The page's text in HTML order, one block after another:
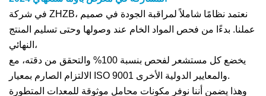
في شركة ZHZB، نعتمد نظامًا شاملاً لمراقبة الجودة في صميم
عملنا. بدءًا من فحص المواد الخام عند وصولها وحتى تسليم المنتج
النهائي،
يخضع كل مستشعر لفحص بنسبة 100% والتحقق من دقته، مع
الالتزام الصارم بمعيار ISO 9001 والمعايير الدولية الأخرى.
وهذا يضمن أننا نوفر مكونات محامل موثوقة للمعدات المتطورة